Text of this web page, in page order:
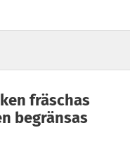
fräschas
begränsas